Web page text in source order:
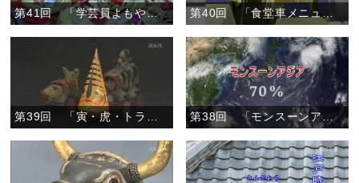
第41回 「学芸員よもやま話」
第38回 「モンスーンアジアの竹文化」